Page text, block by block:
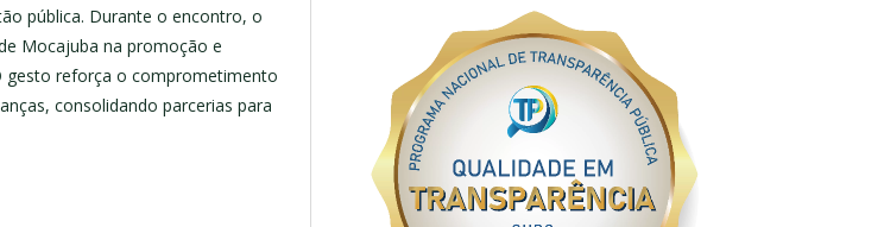
pública. Durante o encontro, o
Mocajuba na promoção e
gesto reforça o comprometimento
consolidando parcerias para